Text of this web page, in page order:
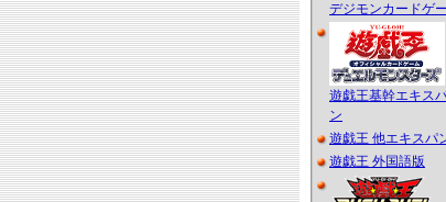
デジモンカードゲ
遊戯王基幹エキス
ン
遊戯王 他エキスパ
遊戯王 外国語版